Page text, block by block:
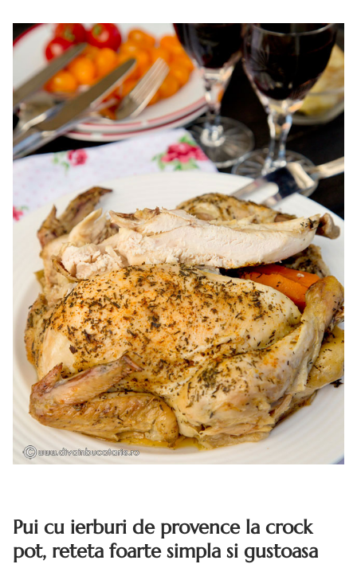
Pui cu ierburi de provence la crock
pot, reteta foarte simpla si gustoasa